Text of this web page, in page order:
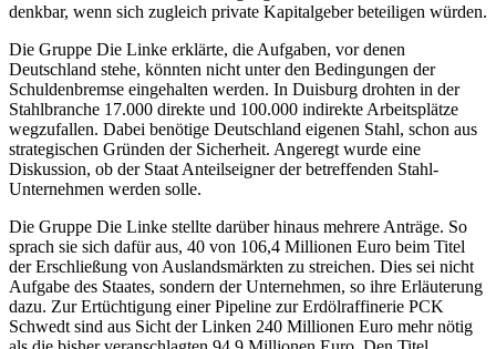
denkbar, wenn sich zugleich private Kapitalgeber beteiligen würden.
Die Gruppe Die Linke erklärte, die Aufgaben, vor denen
Deutschland stehe, könnten nicht unter den Bedingungen der
Schuldenbremse eingehalten werden. In Duisburg drohten in der
Stahlbranche 17.000 direkte und 100.000 indirekte Arbeitsplätze
wegzufallen. Dabei benötige Deutschland eigenen Stahl, schon aus
strategischen Gründen der Sicherheit. Angeregt wurde eine
Diskussion, ob der Staat Anteilseigner der betreffenden Stahl-
Unternehmen werden solle.
Die Gruppe Die Linke stellte darüber hinaus mehrere Anträge. So
sprach sie sich dafür aus, 40 von 106,4 Millionen Euro beim Titel
der Erschließung von Auslandsmärkten zu streichen. Dies sei nicht
Aufgabe des Staates, sondern der Unternehmen, so ihre Erläuterung
dazu. Zur Ertüchtigung einer Pipeline zur Erdölraffinerie PCK
Schwedt sind aus Sicht der Linken 240 Millionen Euro mehr nötig